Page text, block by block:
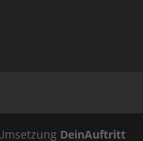
DeinAuftritt